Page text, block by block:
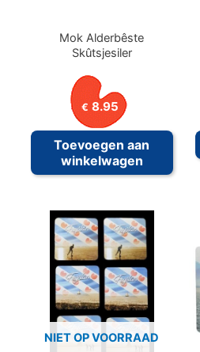
Mok Alderbêste
Skûtsjesiler
€ 8.95
Toevoegen aan
winkelwagen
NIET OP VOORRAAD